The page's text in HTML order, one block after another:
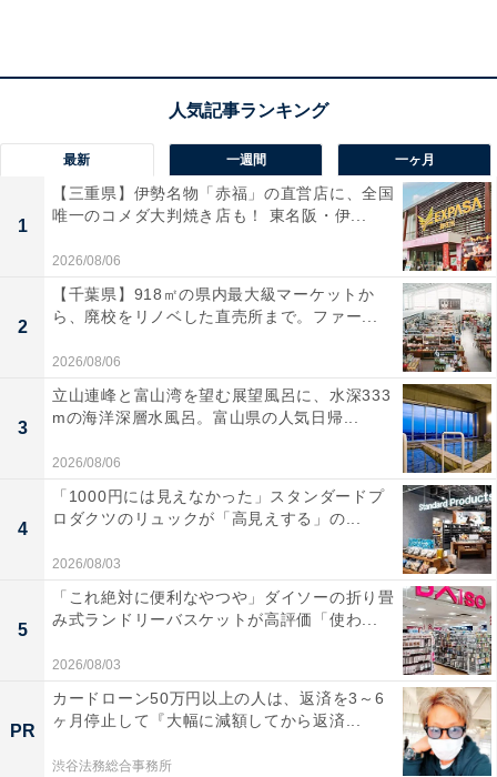
「東光湯」の口コミは？
「東光湯」には以下のような口コミが寄せられていま
す。
トルマリン風呂はじんわりと体の芯から温まる感じ
がして気持ちよかったです。昭和レトロな雰囲気が
たまらなく、淡路島に来たらまた立ち寄りたい銭湯
です。
サウナは低温ですがじっくりと発汗でき、18℃の水
風呂との交互浴でしっかりととのえました。地元の
最新 一週間 一ヶ月
1
【三重県】伊勢名物「赤福」の直営店に、全国
唯一のコメダ大判焼き店も！ 東名阪・伊...
2026/08/06
2
【千葉県】918㎡の県内最大級マーケットか
ら、廃校をリノベした直売所まで。ファー...
2026/08/06
3
立山連峰と富山湾を望む展望風呂に、水深333
mの海洋深層水風呂。富山県の人気日帰...
2026/08/06
4
「1000円には見えなかった」スタンダードプ
ロダクツのリュックが「高見えする」の...
2026/08/03
5
「これ絶対に便利なやつや」ダイソーの折り畳
み式ランドリーバスケットが高評価「使わ...
2026/08/03
PR
カードローン50万円以上の人は、返済を3～6
ヶ月停止して『大幅に減額してから返済...
渋谷法務総合事務所